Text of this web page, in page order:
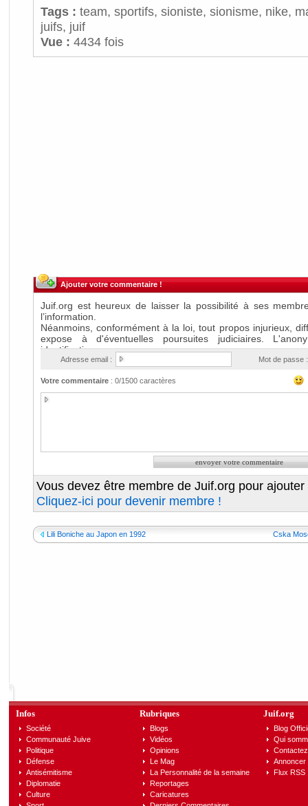
Tags : team, sportifs, sioniste, sionisme, nike,
juifs, juif
Vue : 4434 fois
Ajouter votre commentaire !
Adresse email : Mot de passe :
Votre commentaire: 0/1500 caractères
Vous devez être membre de Juif.org pour
Cliquez-ici pour devenir membre !
Lili Boniche au Japon en 1992 Cska
Infos
Société
Communauté Juive
Politique
Défense
Antisémitisme
Diplomatie
Culture
Rubriques
Blogs
Vidéos
Opinions
Le Mag
La Personnalité de la semaine
Reportages
Caricatures
Juif.org
Blog
Qui
Annoncer
Flux RSS